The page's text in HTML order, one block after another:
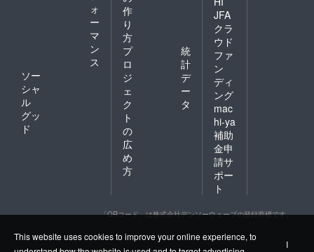
This website uses cookies to improve your online experience, to
I
ォ
ー
マ
ン
ス
ソー
シャ
ル
グッ
ド
作
り
方
プ
ロ
ジ
ェ
ク
ト
の
広
め
方
統
計
デ
ー
タ
JFA
クラ
ウド
ファ
ン
ディ
ング
mac
hi-ya
補助
金申
請サ
ポー
ト
「QRコード」は株式会社デンソーウェーブの登録商標です。